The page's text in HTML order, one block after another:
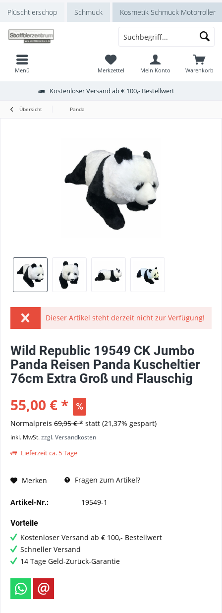
Plüschtierschop Schmuck Kosmetik Schmuck Motorroller
Menü Warenkorb
Merkzettel Mein Konto
Kostenloser Versand ab € 100,- Bestellwert
Übersicht Panda
Dieser Artikel steht derzeit nicht zur Verfügung!
Wild Republic 19549 CK Jumbo
Panda Reisen Panda Kuscheltier
76cm Extra Groß und Flauschig
55,00 € *
Normalpreis 69,95 € * statt (21,37% gespart)
inkl. MwSt.zzgl. Versandkosten
Lieferzeit ca. 5 Tage
Merken Fragen zum Artikel?
Artikel-Nr.: 19549-1
Vorteile
Kostenloser Versand ab € 100,- Bestellwert
Schneller Versand
14 Tage Geld-Zurück-Garantie